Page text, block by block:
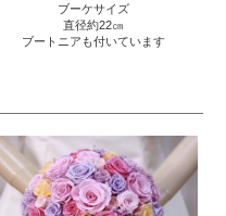
ブーケサイズ
直径約22㎝
ブートニアも付いています